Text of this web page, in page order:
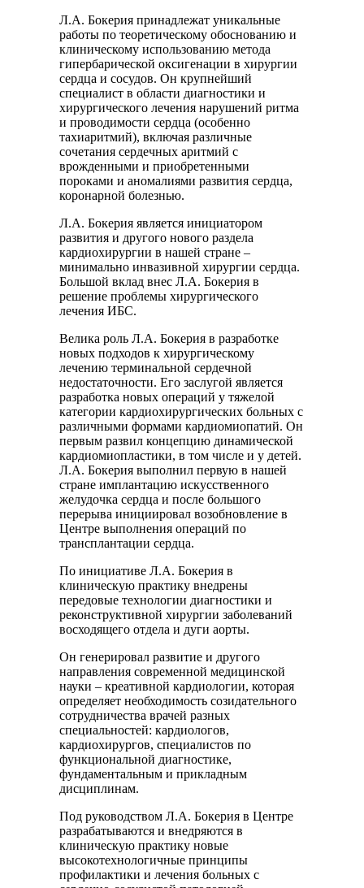
Л.А. Бокерия принадлежат уникальные
работы по теоретическому обоснованию и
клиническому использованию метода
гипербарической оксигенации в хирургии
сердца и сосудов. Он крупнейший
специалист в области диагностики и
хирургического лечения нарушений ритма
и проводимости сердца (особенно
тахиаритмий), включая различные
сочетания сердечных аритмий с
врожденными и приобретенными
пороками и аномалиями развития сердца,
коронарной болезнью.
Л.А. Бокерия является инициатором
развития и другого нового раздела
кардиохирургии в нашей стране –
минимально инвазивной хирургии сердца.
Большой вклад внес Л.А. Бокерия в
решение проблемы хирургического
лечения ИБС.
Велика роль Л.А. Бокерия в разработке
новых подходов к хирургическому
лечению терминальной сердечной
недостаточности. Его заслугой является
разработка новых операций у тяжелой
категории кардиохирургических больных с
различными формами кардиомиопатий. Он
первым развил концепцию динамической
кардиомиопластики, в том числе и у детей.
Л.А. Бокерия выполнил первую в нашей
стране имплантацию искусственного
желудочка сердца и после большого
перерыва инициировал возобновление в
Центре выполнения операций по
трансплантации сердца.
По инициативе Л.А. Бокерия в
клиническую практику внедрены
передовые технологии диагностики и
реконструктивной хирургии заболеваний
восходящего отдела и дуги аорты.
Он генерировал развитие и другого
направления современной медицинской
науки – креативной кардиологии, которая
определяет необходимость созидательного
сотрудничества врачей разных
специальностей: кардиологов,
кардиохирургов, специалистов по
функциональной диагностике,
фундаментальным и прикладным
дисциплинам.
Под руководством Л.А. Бокерия в Центре
разрабатываются и внедряются в
клиническую практику новые
высокотехнологичные принципы
профилактики и лечения больных с